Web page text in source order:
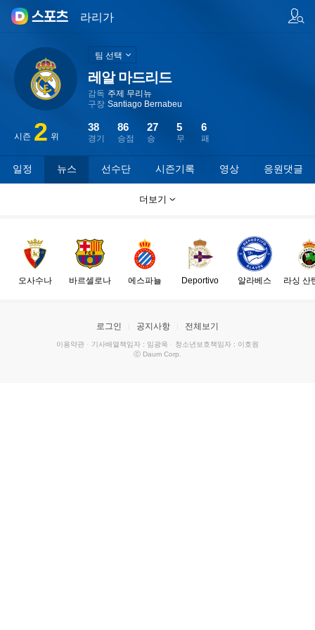
라리가
레알 마드리드
감독 주제 무리뉴
구장 Santiago Bernabeu
시즌 2 위 경기
38
승점
86
승
27
무
5
패
6
팀 선택
일정 뉴스 선수단 시즌기록 영상 응원댓글
더보기
오사수나 바르셀로나 에스파뇰 Deportivo 알라베스 라싱 산
로그인 공지사항 전체보기
이용약관 · 기사배열책임자 : 임광욱 · 청소년보호책임자 : 이호원
ⓒ Daum Corp.